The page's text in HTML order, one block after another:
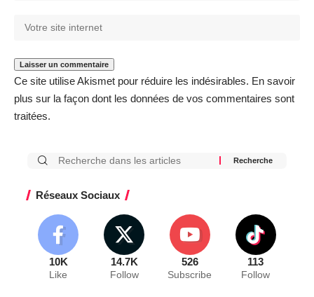
Ce site utilise Akismet pour réduire les indésirables. En savoir
plus sur la façon dont les données de vos commentaires sont
traitées.
Réseaux Sociaux
10K
Like
14.7K
Follow
526
Subscribe
113
Follow